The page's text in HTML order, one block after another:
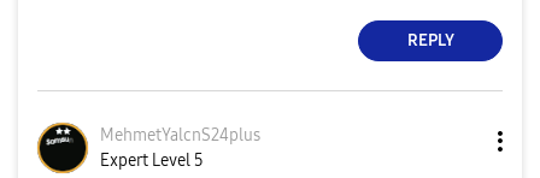
REPLY
MehmetYalcnS24plus
Expert Level 5